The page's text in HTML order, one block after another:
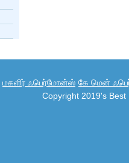
மகளிர் ஃபெர்மோன்ஸ் கே மென்
Copyright 2019's Best